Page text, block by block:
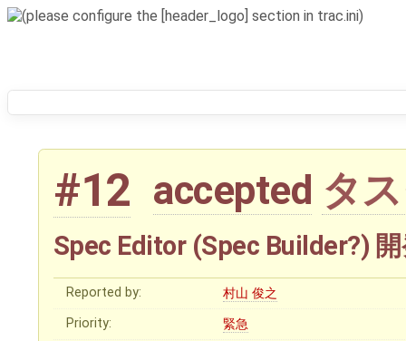
#12 accepted タ
Spec Editor (Spec Builder?)
Reported by:
村山 俊之
Priority:
緊急